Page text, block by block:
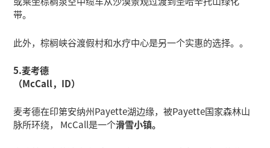
带。
此外，棕榈峡谷渡假村和水疗中心是另一个实惠的选择。。
5.麦考德
（McCall，ID）
麦考德在印第安纳州Payette湖边缘，被Payette国家森林山
脉所环绕， McCall是一个滑雪小镇。